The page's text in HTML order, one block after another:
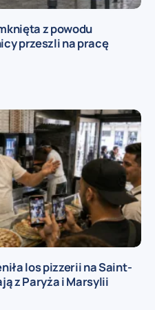
z powodu
przeszli na pracę
los pizzerii na Saint-
z Paryża i Marsylii